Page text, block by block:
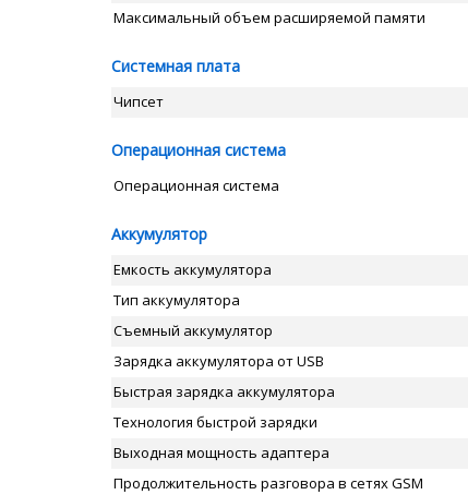
Максимальный объем расширяемой памяти
Системная плата
Чипсет
Операционная система
Операционная система
Аккумулятор
Емкость аккумулятора
Тип аккумулятора
Съемный аккумулятор
Зарядка аккумулятора от USB
Быстрая зарядка аккумулятора
Технология быстрой зарядки
Выходная мощность адаптера
Продолжительность разговора в сетях GSM